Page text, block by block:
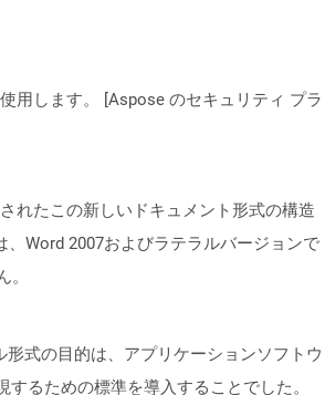
用します。 [Aspose のセキュリティ プラ
れたこの新しいドキュメント形式の構造
Word 2007およびラテラルバージョンで
式の目的は、アプリケーションソフトウ
るための標準を導入することでした。